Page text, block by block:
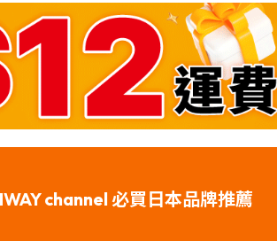
channel 必買日本品牌推薦